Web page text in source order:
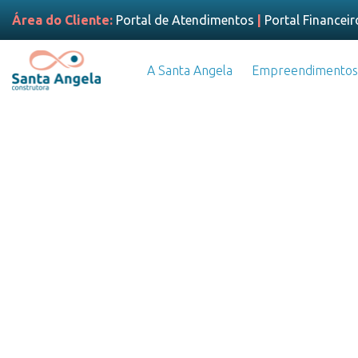
Área do Cliente: Portal de Atendimentos Portal
A Santa Angela Empreendimentos